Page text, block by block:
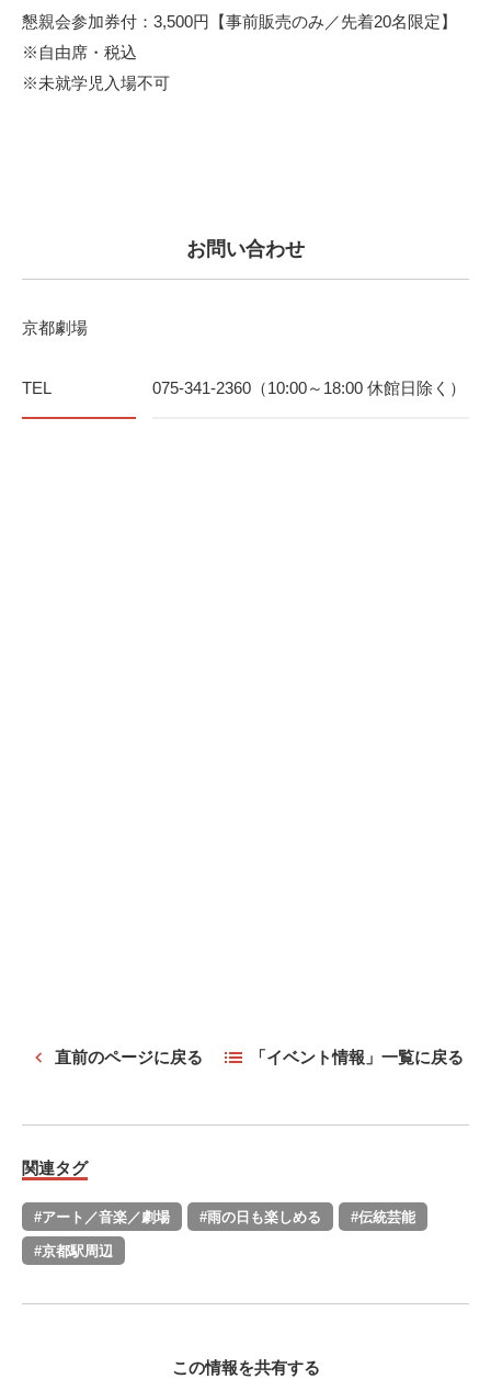
懇親会参加券付：3,500円【事前販売のみ／先着20名限定】
※自由席・税込
※未就学児入場不可
お問い合わせ
京都劇場
TEL 075-341-2360（10:00～18:00 休館日除く）
直前のページに戻る 「イベント情報」一覧に戻る
関連タグ
#アート／音楽／劇場 #雨の日も楽しめる #伝統芸能
#京都駅周辺
この情報を共有する